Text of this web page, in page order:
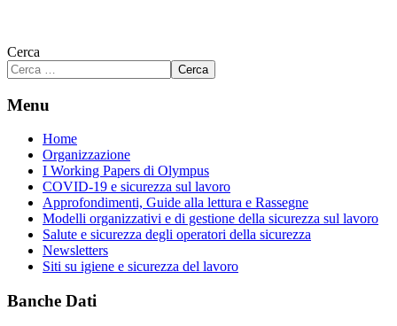
Cerca
Cerca
Menu
Home
Organizzazione
I Working Papers di Olympus
COVID-19 e sicurezza sul lavoro
Approfondimenti, Guide alla lettura e Rassegne
Modelli organizzativi e di gestione della sicurezza sul lavoro
Salute e sicurezza degli operatori della sicurezza
Newsletters
Siti su igiene e sicurezza del lavoro
Banche Dati